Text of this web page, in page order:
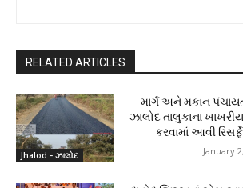
RELATED ARTICLES
Jhalod - ઝાલોદ
માર્ગ અને મકાન પંચાયત
ઝાલોદ તાલુકાના
કરવામાં આવી
January